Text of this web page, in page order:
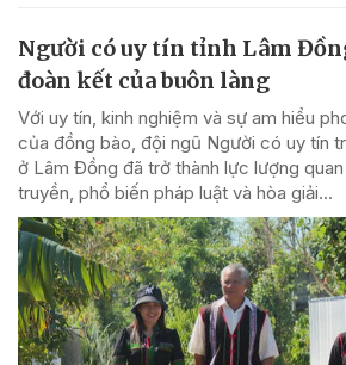
Người có uy tín tỉnh Lâm
đoàn kết của buôn làng
Với uy tín, kinh nghiệm và sự am hiểu
của đồng bào, đội ngũ Người có uy tín
ở Lâm Đồng đã trở thành lực lượng
truyền, phổ biến pháp luật và hòa giải...